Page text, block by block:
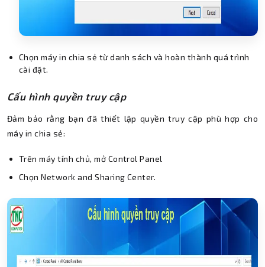
Chọn máy in chia sẻ từ danh sách và hoàn thành quá trình
cài đặt.
Cấu hình quyền truy cập
Đảm bảo rằng bạn đã thiết lập quyền truy cập phù hợp cho
máy in chia sẻ:
Trên máy tính chủ, mở Control Panel
Chọn Network and Sharing Center.